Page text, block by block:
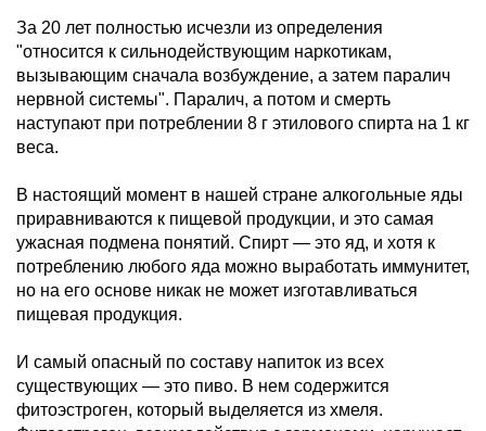
За 20 лет полностью исчезли из определения
"относится к сильнодействующим наркотикам,
вызывающим сначала возбуждение, а затем паралич
нервной системы". Паралич, а потом и смерть
наступают при потреблении 8 г этилового спирта на 1 кг
веса.
В настоящий момент в нашей стране алкогольные яды
приравниваются к пищевой продукции, и это самая
ужасная подмена понятий. Спирт — это яд, и хотя к
потреблению любого яда можно выработать иммунитет,
но на его основе никак не может изготавливаться
пищевая продукция.
И самый опасный по составу напиток из всех
существующих — это пиво. В нем содержится
фитоэстроген, который выделяется из хмеля.